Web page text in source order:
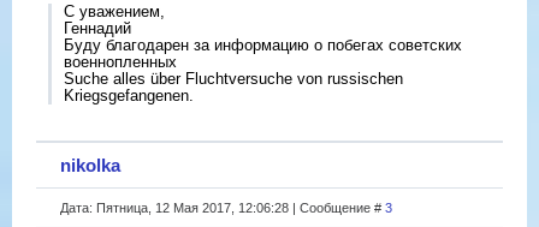
С уважением,
Геннадий
Буду благодарен за информацию о побегах советских
военнопленных
Suche alles über Fluchtversuche von russischen
Kriegsgefangenen.
nikolka
Дата: Пятница, 12 Мая 2017, 12:06:28 | Сообщение # 3